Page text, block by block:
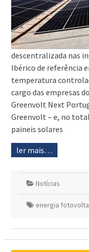
descentralizada nas
Ibérico de referência
temperatura
cargo das empresas
Greenvolt Next
Greenvolt – e, no
paineis solares
ler mais…
Notícias
energia